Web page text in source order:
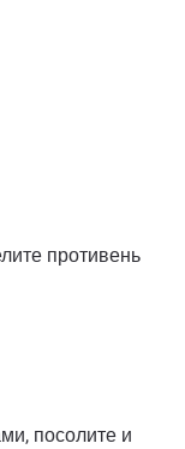
противень
посолите и